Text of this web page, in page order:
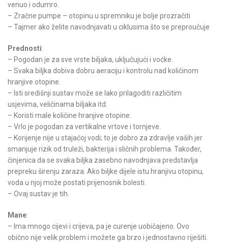
venuo i odumro.
– Zračne pumpe – otopinu u spremniku je bolje prozračiti
– Tajmer ako želite navodnjavati u ciklusima što se preproučuje
Prednosti:
– Pogodan je za sve vrste biljaka, uključujući i voćke.
– Svaka biljka dobiva dobru aeraciju i kontrolu nad količinom
hranjive otopine.
– Isti središnji sustav može se lako prilagoditi različitim
usjevima, veličinama biljaka itd.
– Koristi male količine hranjive otopine.
– Vrlo je pogodan za vertikalne vrtove i tornjeve.
– Korijenje nije u stajaćoj vodi; to je dobro za zdravlje vaših jer
smanjuje rizik od truleži, bakterija i sličnih problema. Također,
činjenica da se svaka biljka zasebno navodnjava predstavlja
prepreku širenju zaraza. Ako biljke dijele istu hranjivu otopinu,
voda u njoj može postati prijenosnik bolesti.
– Ovaj sustav je tih.
Mane:
– Ima mnogo cijevi i crijeva, pa je curenje uobičajeno. Ovo
obično nije velik problem i možete ga brzo i jednostavno riješiti.